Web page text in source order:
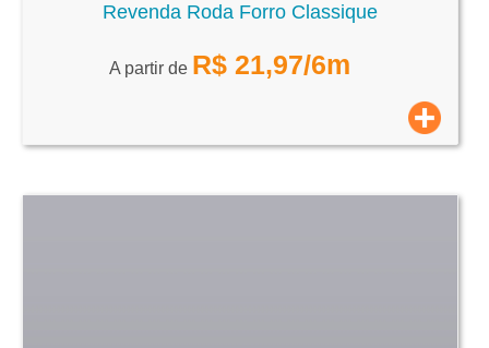
Revenda Roda Forro Classique
A partir de R$ 21,97/6m